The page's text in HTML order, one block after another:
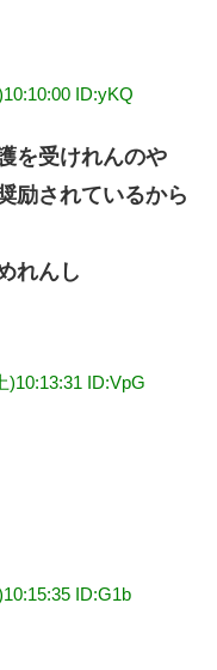
ID:yKQ
を受けれんのや
励されているから
れんし
)10:13:31 ID:VpG
ID:G1b